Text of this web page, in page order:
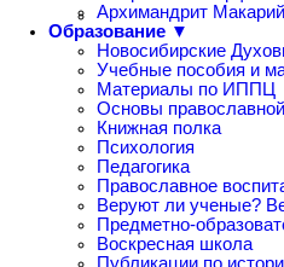
Архимандрит
Образование ▼
Новосибирские
Учебные пособия и
Материалы по ИППЦ
Основы
Книжная полка
Психология
Педагогика
Православное
Веруют ли ученые?
Предметно-
Воскресная школа